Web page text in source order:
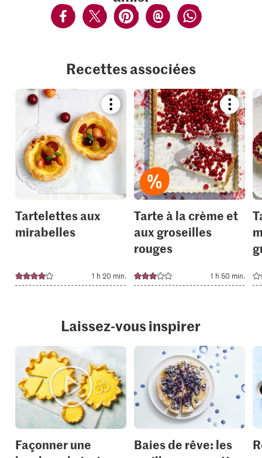
Recettes associées
Bookmark
recipe
or
add
it
to
collections.
Tartelettes aux
mirabelles
1 h 20 min.
recipe
or
add
it
to
your
Tarte à la crème et
aux groseilles
rouges
1 h 50 min.
Laissez-vous inspirer
Façonner une
Baies de rêve: les